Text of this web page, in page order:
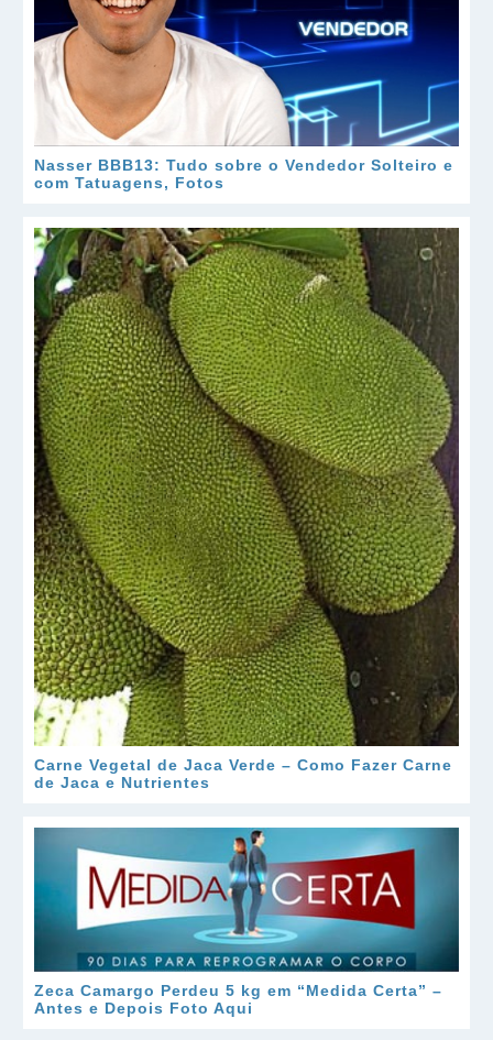
Nasser BBB13: Tudo sobre o Vendedor Solteiro e
com Tatuagens, Fotos
Carne Vegetal de Jaca Verde – Como Fazer Carne
de Jaca e Nutrientes
Zeca Camargo Perdeu 5 kg em “Medida Certa” –
Antes e Depois Foto Aqui